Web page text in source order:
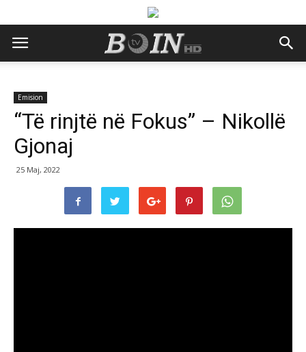
Emision
“Të rinjtë në Fokus” – Nikollë
Gjonaj
25 Maj, 2022